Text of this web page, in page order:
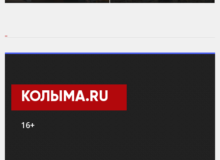
КОЛЫМА.RU
16+